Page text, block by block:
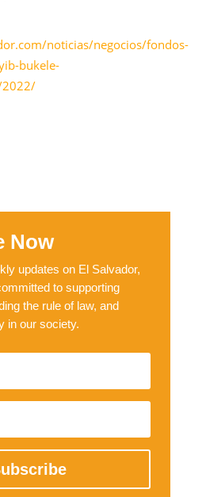
noticias/negocios/fondos-
bukele-
2022/
Now
updates on El Salvador,
to supporting
the rule of law, and
in our society.